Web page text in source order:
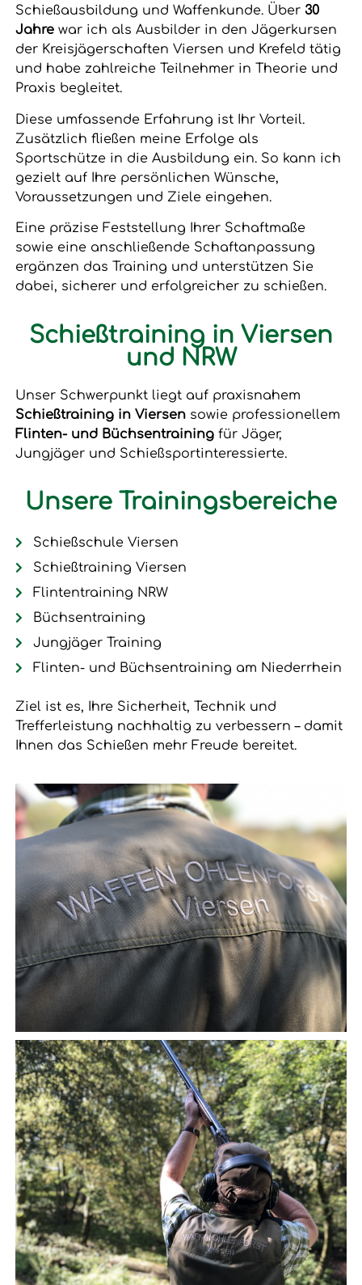
Schießausbildung und Waffenkunde. Über 30
Jahrewar ich als Ausbilder in den Jägerkursen
der Kreisjägerschaften Viersen und Krefeld tätig
und habe zahlreiche Teilnehmer in Theorie und
Praxis begleitet.
Diese umfassende Erfahrung ist Ihr Vorteil.
Zusätzlich fließen meine Erfolge als
Sportschütze in die Ausbildung ein. So kann ich
gezielt auf Ihre persönlichen Wünsche,
Voraussetzungen und Ziele eingehen.
Eine präzise Feststellung Ihrer Schaftmaße
sowie eine anschließende Schaftanpassung
ergänzen das Training und unterstützen Sie
dabei, sicherer und erfolgreicher zu schießen.
Schießtraining in Viersen
und NRW
Unser Schwerpunkt liegt auf praxisnahem
Schießtraining in Viersensowie professionellem
Flinten- und Büchsentrainingfür Jäger,
Jungjäger und Schießsportinteressierte.
Unsere Trainingsbereiche
Schießschule Viersen
Schießtraining Viersen
Flintentraining NRW
Büchsentraining
Jungjäger Training
Flinten- und Büchsentraining am Niederrhein
Ziel ist es, Ihre Sicherheit, Technik und
Trefferleistung nachhaltig zu verbessern – damit
Ihnen das Schießen mehr Freude bereitet.